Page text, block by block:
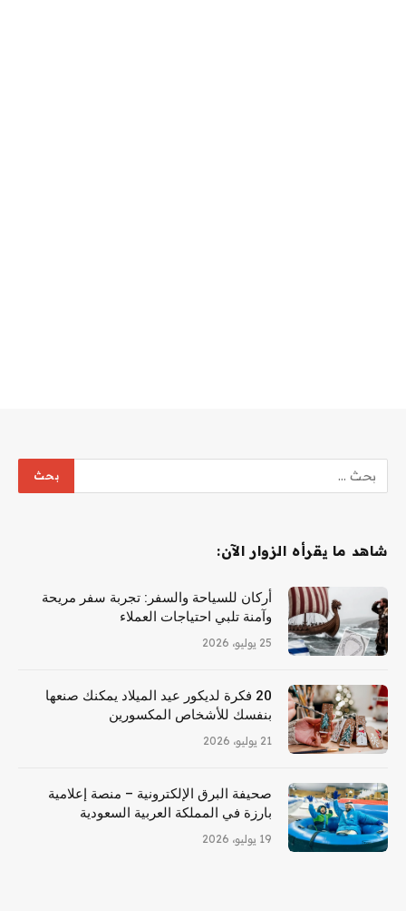
شاهد ما يقرأه الزوار الآن:
أركان للسياحة والسفر: تجربة سفر مريحة
وآمنة تلبي احتياجات العملاء
25 يوليو، 2026
20 فكرة لديكور عيد الميلاد يمكنك صنعها
بنفسك للأشخاص المكسورين
21 يوليو، 2026
صحيفة البرق الإلكترونية – منصة إعلامية
بارزة في المملكة العربية السعودية
19 يوليو، 2026